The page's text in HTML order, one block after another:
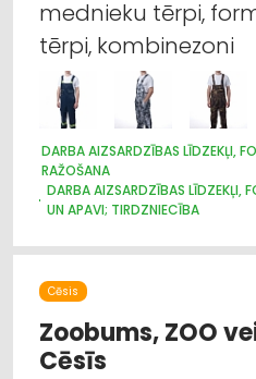
TELPĀM
AGROĶĪMIJA, MĒSLOŠANAS
mednieku tērpi,
tērpi, kombinezoni
DARBA AIZSARDZĪBAS LĪDZEKĻI,
RAŽOŠANA
DARBA AIZSARDZĪBAS LĪDZEKĻI,
UN APAVI; TIRDZNIECĪBA
VAIRUMTIRDZNIECĪBA
Cēsis
Zoobums, ZOO
Cēsīs